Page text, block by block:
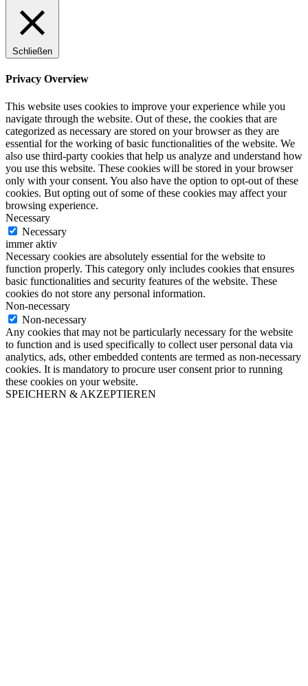
Schließen
Privacy Overview
This website uses cookies to improve your experience while you
navigate through the website. Out of these, the cookies that are
categorized as necessary are stored on your browser as they are
essential for the working of basic functionalities of the website. We
also use third-party cookies that help us analyze and understand how
you use this website. These cookies will be stored in your browser
only with your consent. You also have the option to opt-out of these
cookies. But opting out of some of these cookies may affect your
browsing experience.
Necessary
Necessary
immer aktiv
Necessary cookies are absolutely essential for the website to
function properly. This category only includes cookies that ensures
basic functionalities and security features of the website. These
cookies do not store any personal information.
Non-necessary
Non-necessary
Any cookies that may not be particularly necessary for the website
to function and is used specifically to collect user personal data via
analytics, ads, other embedded contents are termed as non-necessary
cookies. It is mandatory to procure user consent prior to running
these cookies on your website.
SPEICHERN & AKZEPTIEREN